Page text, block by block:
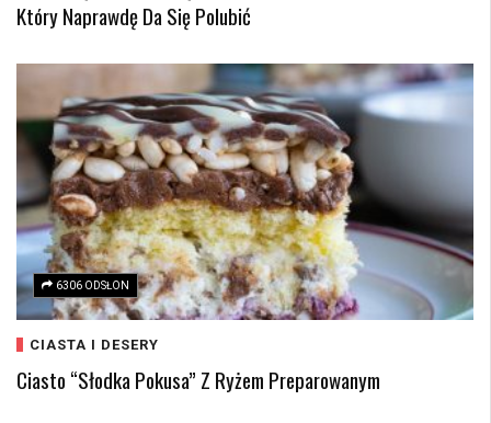
Który Naprawdę Da Się Polubić
6306 ODSŁON
CIASTA I DESERY
Ciasto “Słodka Pokusa” Z Ryżem Preparowanym